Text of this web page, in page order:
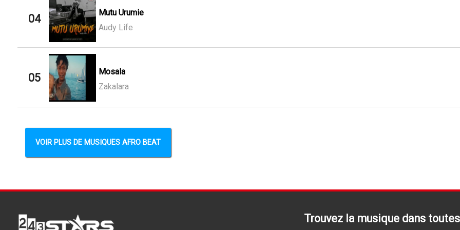
04
Mutu Urumie
Audy Life
05
Mosala
Zakalara
VOIR PLUS DE MUSIQUES AFRO BEAT
Trouvez la musique dans